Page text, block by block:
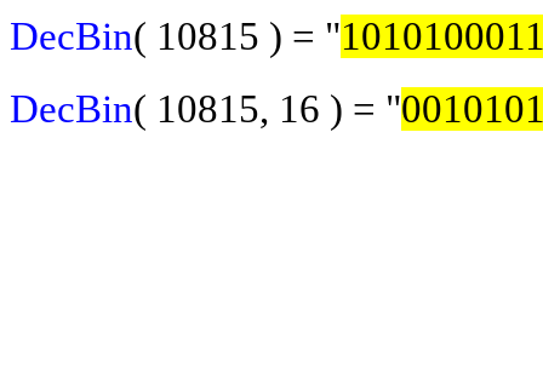
DecBin( 10815 ) = "
DecBin( 10815, 16 ) = "